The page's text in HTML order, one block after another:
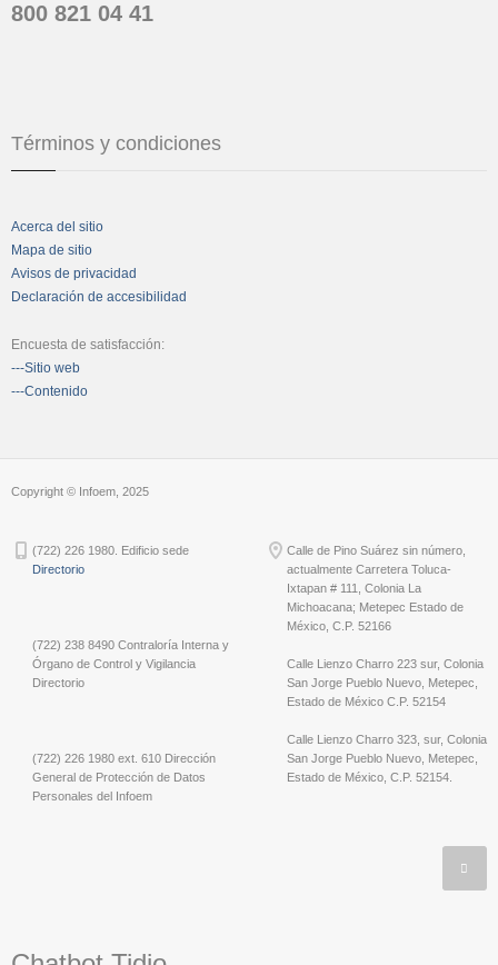
800 821 04 41
Términos y condiciones
Acerca del sitio
Mapa de sitio
Avisos de privacidad
Declaración de accesibilidad
Encuesta de satisfacción:
---Sitio web
---Contenido
Copyright © Infoem, 2025
(722) 226 1980. Edificio sede
Directorio
(722) 238 8490 Contraloría Interna y
Órgano de Control y Vigilancia
Directorio
(722) 226 1980 ext. 610 Dirección
General de Protección de Datos
Personales del Infoem
Calle de Pino Suárez sin número,
actualmente Carretera Toluca-
Ixtapan # 111, Colonia La
Michoacana; Metepec Estado de
México, C.P. 52166
Calle Lienzo Charro 223 sur, Colonia
San Jorge Pueblo Nuevo, Metepec,
Estado de México C.P. 52154
Calle Lienzo Charro 323, sur, Colonia
San Jorge Pueblo Nuevo, Metepec,
Estado de México, C.P. 52154.